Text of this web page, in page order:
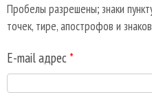
Пробелы разрешены; знаки
точек, тире, апострофов и
E-mail адрес *